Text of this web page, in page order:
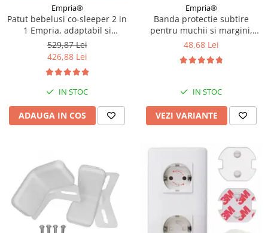
Empria®
Patut bebelusi co-sleeper 2 in
1 Empria, adaptabil si
portabil, transformabil in
bariera pat copii, dimensiune
patut 97 × 44 × 40 cm,
dimensiune bariera 185 × 40
cm, reglabil pe inaltime,
pliabil
529,87 Lei
426,88 Lei
IN STOC
ADAUGA IN COS
Empria®
Banda protectie subtire
pentru muchii si margini,
2.3x0.9x200 cm, Diverse culori
48,68 Lei
IN STOC
VEZI VARIANTE